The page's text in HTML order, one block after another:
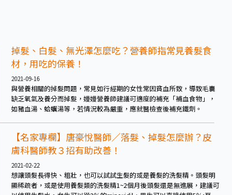
掉髮、白髮、無光澤怎麼吃？營養師指常見養髮食
材，用吃的保養！
2021-09-16
與營養相關的掉髮問題，常見如行經期的女性常因貧血所致，導致毛囊
缺乏氧氣及養分而掉髮，嫚嫚營養師建議可適度的補充「補血食物」，
如豬血湯、蛤蠣湯等，若情況較為嚴重，應就醫檢查後補充鐵劑。
【名家專欄】唐豪悅醫師／落髮、掉髮怎麼辦？皮
膚科醫師教３招有助改善！
2021-02-22
想讓頭髮長得快、粗壯，也可以試試生髮的或是養髮的洗髮精。頭髮明
顯稀疏者，或是使用養髮類的洗髮精1~2個月後頭髮還是無進展，建議可